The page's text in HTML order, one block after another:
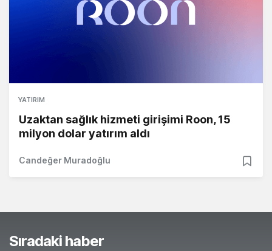
YATIRIM
Uzaktan sağlık hizmeti girişimi Roon, 15
milyon dolar yatırım aldı
Candeğer Muradoğlu
Sıradaki haber